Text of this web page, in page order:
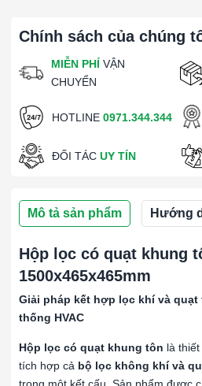
Chính sách của chúng
MIỄN PHÍ VẬN
CHUYỂN
HOTLINE 0971.344.344
ĐỐI TÁC UY TÍN
Mô tả sản phẩm Hướng
Hộp lọc có quạt khung
1500x465x465mm
Giải pháp kết hợp lọc khí và
thống HVAC
Hộp lọc có quạt khung tôn là
tích hợp cả bộ lọc không khí và